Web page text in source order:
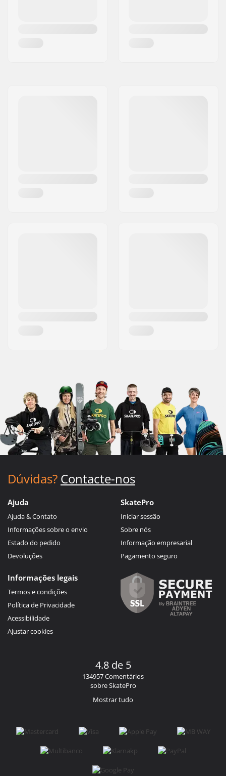
Dúvidas? Contacte-nos
Ajuda
Ajuda & Contato
Informações sobre o envio
Estado do pedido
Devoluções
SkatePro
Iniciar sessão
Sobre nós
Informação empresarial
Pagamento seguro
Informações legais
Termos e condições
Política de Privacidade
Acessibilidade
Ajustar cookies
4.8 de 5
134957 Comentários
sobre SkatePro
Mostrar tudo